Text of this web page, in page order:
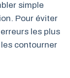
simple
Pour éviter
les plus
contourner